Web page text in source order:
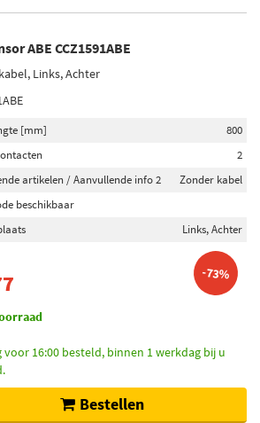
ABE CCZ1591ABE
Links, Achter
[mm]
800
2
artikelen / Aanvullende info 2
Zonder kabel
beschikbaar
Links, Achter
-73%
voor 16:00 besteld, binnen 1 werkdag bij u
Bestellen